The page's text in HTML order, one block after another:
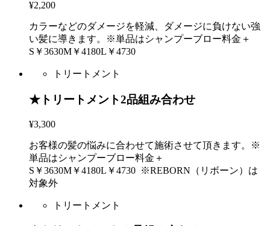
¥2,200
カラーなどのダメージを軽減、ダメージに負けない強
い髪に導きます。※単品はシャンプーブロー料金＋
S￥3630M￥4180L￥4730
トリートメント
★トリートメント2品組み合わせ
¥3,300
お客様の髪の悩みに合わせて施術させて頂きます。※
単品はシャンプーブロー料金＋
S￥3630M￥4180L￥4730 ※REBORN（リボーン）は
対象外
トリートメント